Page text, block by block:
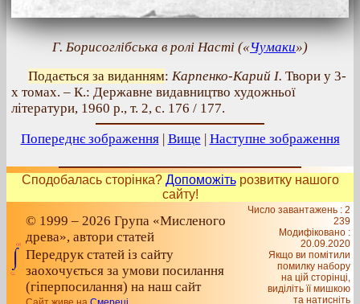
Г. Борисоглібська в ролі Насті («Чумаки»)
Подається за виданням: Карпенко-Карий І. Твори у 3-
х томах. – К.: Державне видавництво художньої
літератури, 1960 р., т. 2, с. 176 / 177.
Попереднє зображення| Вище Наступне зображення
Сподобалась сторінка? Допоможітьрозвитку нашого
сайту!
© 1999 – 2026 Група «Мисленого
древа», автори статей
Передрук статей із сайту
заохочується за умови посилання
(гіперпосилання) на наш сайт
Число завантажень : 2
239
Модифіковано :
20.09.2020
Якщо ви помітили
помилку набору
на цiй сторiнцi,
видiлiть її мишкою
та натисніть